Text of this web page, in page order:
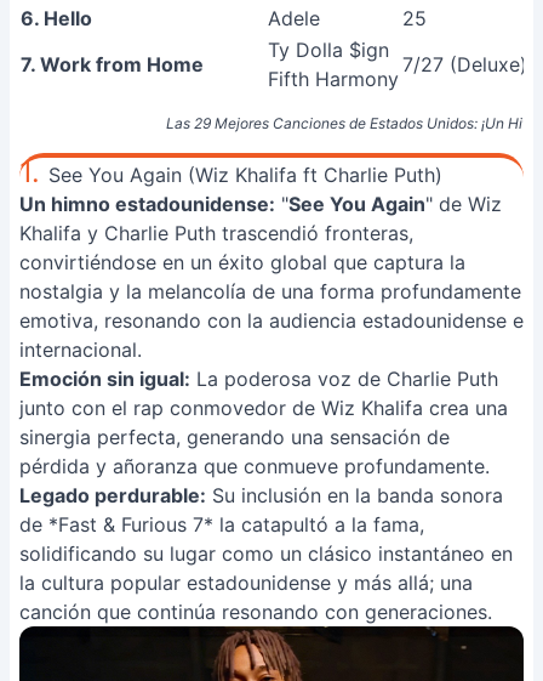
Las 29 Mejores Canciones de Estados Unidos: ¡Un Hit
6. Hello
Adele
25
7. Work from Home
Ty Dolla $ign
Fifth Harmony
7/27 (Deluxe)
1. See You Again (Wiz Khalifa ft Charlie Puth)
Un himno estadounidense: "See You Again" de Wiz
Khalifa y Charlie Puth trascendió fronteras,
convirtiéndose en un éxito global que captura la
nostalgia y la melancolía de una forma profundamente
emotiva, resonando con la audiencia estadounidense e
internacional.
Emoción sin igual: La poderosa voz de Charlie Puth
junto con el rap conmovedor de Wiz Khalifa crea una
sinergia perfecta, generando una sensación de
pérdida y añoranza que conmueve profundamente.
Legado perdurable: Su inclusión en la banda sonora
de *Fast & Furious 7* la catapultó a la fama,
solidificando su lugar como un clásico instantáneo en
la cultura popular estadounidense y más allá; una
canción que continúa resonando con generaciones.